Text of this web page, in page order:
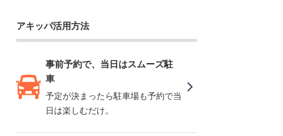
アキッパ活用方法
事前予約で、当日はスムーズ駐
車
予定が決まったら駐車場も予約で当
日は楽しむだけ。